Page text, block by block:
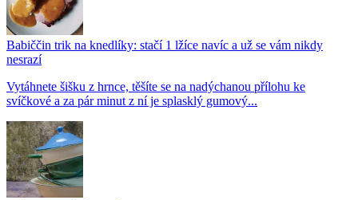
Babiččin trik na knedlíky: stačí 1 lžíce navíc a už se vám nikdy
nesrazí
Vytáhnete šišku z hrnce, těšíte se na nadýchanou přílohu ke
svíčkové a za pár minut z ní je splasklý gumový...